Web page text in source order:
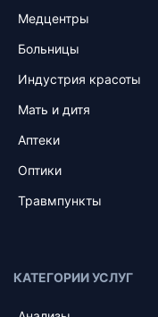
Медцентры
Больницы
Индустрия красоты
Мать и дитя
Аптеки
Оптики
Травмпункты
КАТЕГОРИИ УСЛУГ